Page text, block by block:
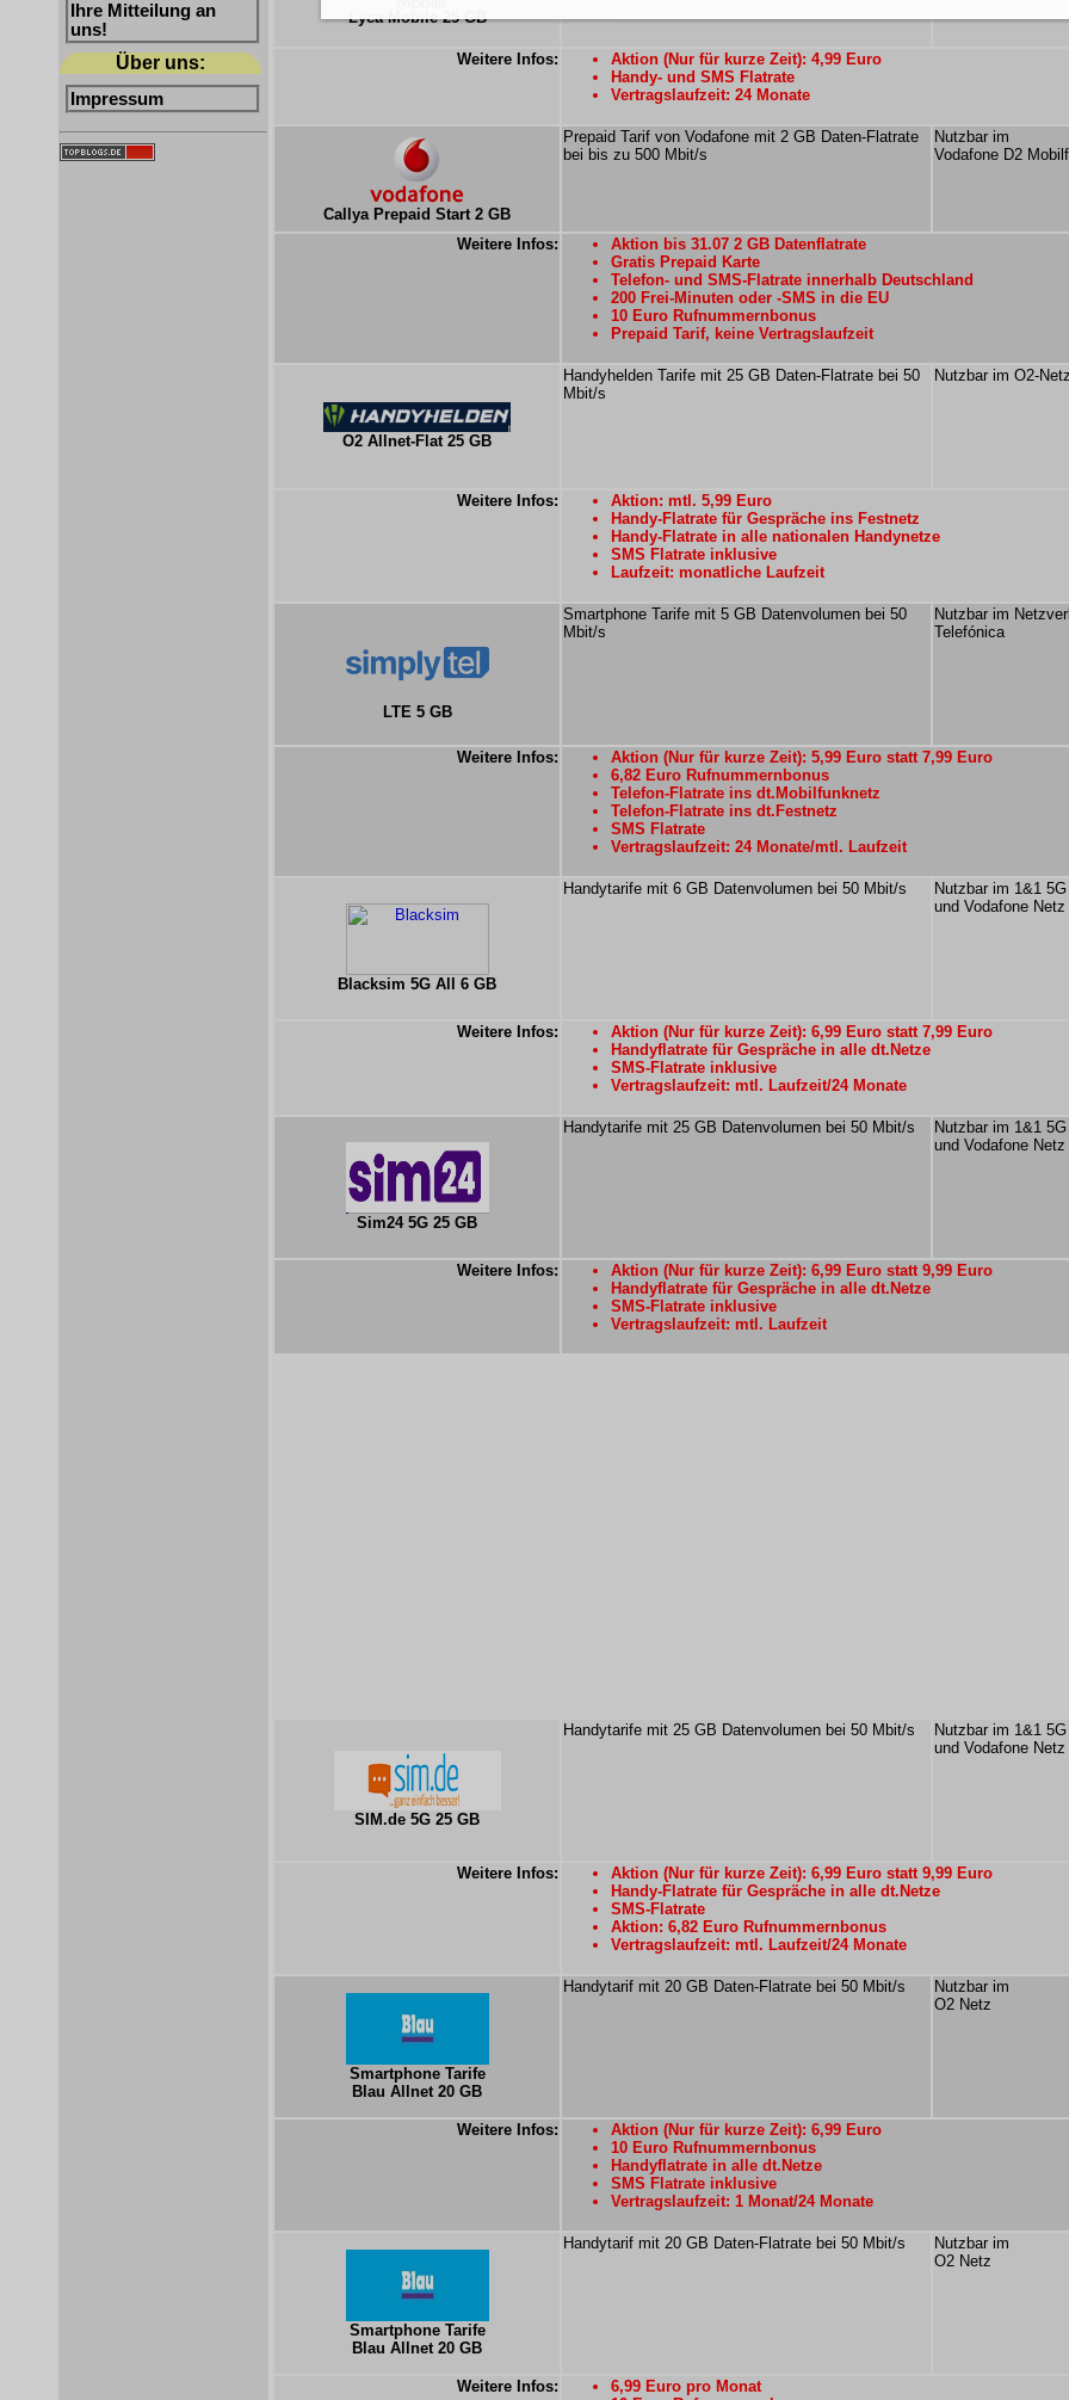
Ihre Mitteilung an
uns!
Über uns:
Impressum
Lyca Mobile 25 GB
Weitere Infos:
Aktion (Nur für kurze Zeit): 4,99 Euro
Handy- und SMS Flatrate
Vertragslaufzeit: 24 Monate
Callya Prepaid Start 2 GB
Prepaid Tarif von Vodafone mit 2 GB Daten-Flatrate
bei bis zu 500 Mbit/s
Nutzbar im
Vodafone D2
Weitere Infos:
Aktion bis 31.07 2 GB Datenflatrate
Gratis Prepaid Karte
Telefon- und SMS-Flatrate innerhalb Deutschland
200 Frei-Minuten oder -SMS in die EU
10 Euro Rufnummernbonus
Prepaid Tarif, keine Vertragslaufzeit
O2 Allnet-Flat 25 GB
Handyhelden Tarife mit 25 GB Daten-Flatrate bei 50
Mbit/s
Nutzbar im O2-Netz
Weitere Infos:
Aktion: mtl. 5,99 Euro
Handy-Flatrate für Gespräche ins Festnetz
Handy-Flatrate in alle nationalen Handynetze
SMS Flatrate inklusive
Laufzeit: monatliche Laufzeit
LTE 5 GB
Smartphone Tarife mit 5 GB Datenvolumen bei 50
Mbit/s
Nutzbar im
Telefónica
Weitere Infos:
Aktion (Nur für kurze Zeit): 5,99 Euro statt 7,99 Euro
6,82 Euro Rufnummernbonus
Telefon-Flatrate ins dt.Mobilfunknetz
Telefon-Flatrate ins dt.Festnetz
SMS Flatrate
Vertragslaufzeit: 24 Monate/mtl. Laufzeit
Blacksim 5G All 6 GB
Handytarife mit 6 GB Datenvolumen bei 50 Mbit/s
Nutzbar im 1&1
und Vodafone Netz
Weitere Infos:
Aktion (Nur für kurze Zeit): 6,99 Euro statt 7,99 Euro
Handyflatrate für Gespräche in alle dt.Netze
SMS-Flatrate inklusive
Vertragslaufzeit: mtl. Laufzeit/24 Monate
Sim24 5G 25 GB
Handytarife mit 25 GB Datenvolumen bei 50 Mbit/s
Nutzbar im 1&1
und Vodafone Netz
Weitere Infos:
Aktion (Nur für kurze Zeit): 6,99 Euro statt 9,99 Euro
Handyflatrate für Gespräche in alle dt.Netze
SMS-Flatrate inklusive
Vertragslaufzeit: mtl. Laufzeit
SIM.de 5G 25 GB
Handytarife mit 25 GB Datenvolumen bei 50 Mbit/s
Nutzbar im 1&1
und Vodafone Netz
Weitere Infos:
Aktion (Nur für kurze Zeit): 6,99 Euro statt 9,99 Euro
Handy-Flatrate für Gespräche in alle dt.Netze
SMS-Flatrate
Aktion: 6,82 Euro Rufnummernbonus
Vertragslaufzeit: mtl. Laufzeit/24 Monate
Smartphone Tarife
Blau Allnet 20 GB
Handytarif mit 20 GB Daten-Flatrate bei 50 Mbit/s
Nutzbar im
O2 Netz
Weitere Infos:
Aktion (Nur für kurze Zeit): 6,99 Euro
10 Euro Rufnummernbonus
Handyflatrate in alle dt.Netze
SMS Flatrate inklusive
Vertragslaufzeit: 1 Monat/24 Monate
Smartphone Tarife
Blau Allnet 20 GB
Handytarif mit 20 GB Daten-Flatrate bei 50 Mbit/s
Nutzbar im
O2 Netz
Weitere Infos:
6,99 Euro pro Monat